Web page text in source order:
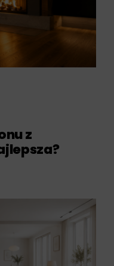
z